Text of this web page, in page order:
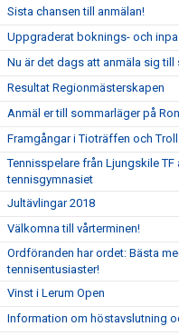
Sista chansen till anmälan!
Uppgraderat boknings- och
Nu är det dags att anmäla sig till
Resultat Regionmästerskapen
Anmäl er till sommarläger på
Framgångar i Tioträffen och
Tennisspelare från Ljungskile TF
tennisgymnasiet
Jultävlingar 2018
Välkomna till vårterminen!
Ordföranden har ordet: Bästa
tennisentusiaster!
Vinst i Lerum Open
Information om höstavslutning